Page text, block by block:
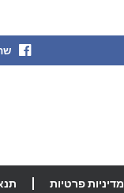
מדיניות פרטיות